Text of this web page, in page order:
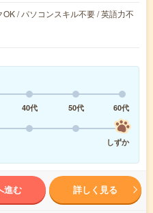
/ パソコンスキル不要 / 英語力不
40代 50代
60代
しずか
進む 詳しく見る